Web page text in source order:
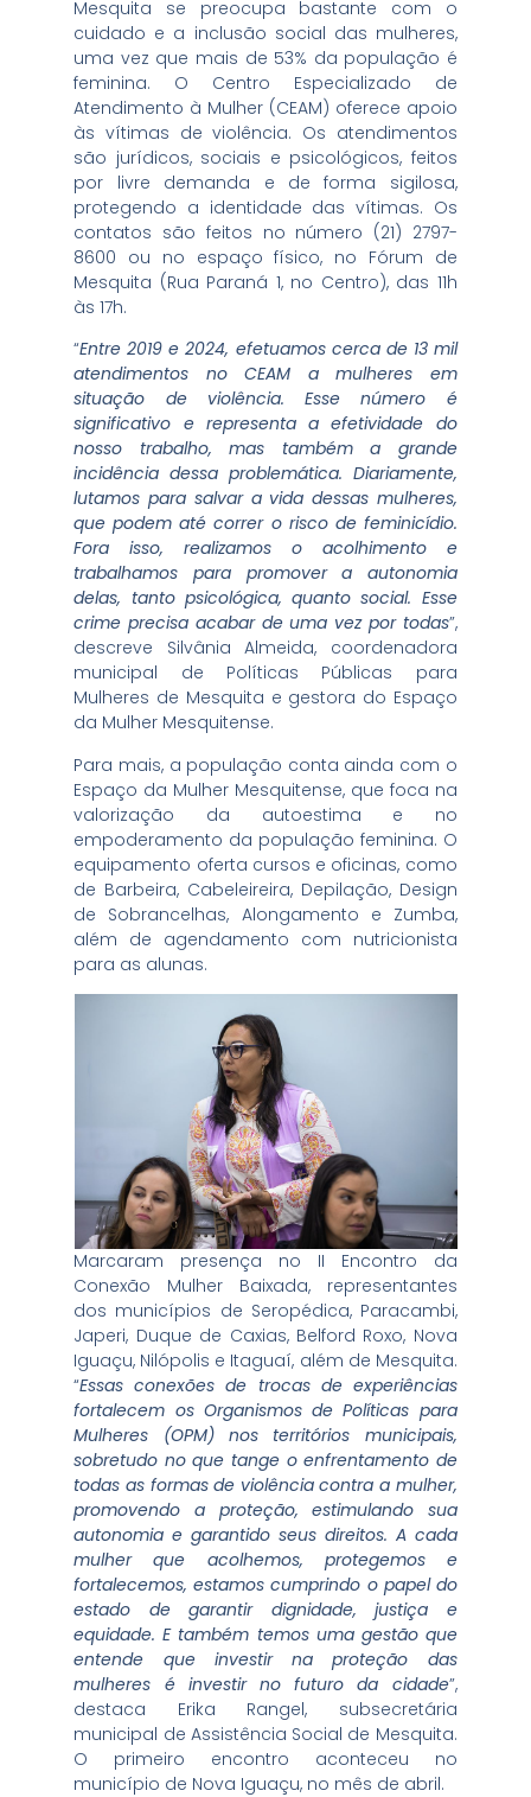
Mesquita se preocupa bastante com o
cuidado e a inclusão social das mulheres,
uma vez que mais de 53% da população é
feminina. O Centro Especializado de
Atendimento à Mulher (CEAM) oferece apoio
às vítimas de violência. Os atendimentos
são jurídicos, sociais e psicológicos, feitos
por livre demanda e de forma sigilosa,
protegendo a identidade das vítimas. Os
contatos são feitos no número (21) 2797-
8600 ou no espaço físico, no Fórum de
Mesquita (Rua Paraná 1, no Centro), das 11h
às 17h.
“Entre 2019 e 2024, efetuamos cerca de 13 mil
atendimentos no CEAM a mulheres em
situação de violência. Esse número é
significativo e representa a efetividade do
nosso trabalho, mas também a grande
incidência dessa problemática. Diariamente,
lutamos para salvar a vida dessas mulheres,
que podem até correr o risco de feminicídio.
Fora isso, realizamos o acolhimento e
trabalhamos para promover a autonomia
delas, tanto psicológica, quanto social. Esse
crime precisa acabar de uma vez por todas”,
descreve Silvânia Almeida, coordenadora
municipal de Políticas Públicas para
Mulheres de Mesquita e gestora do Espaço
da Mulher Mesquitense.
Para mais, a população conta ainda com o
Espaço da Mulher Mesquitense, que foca na
valorização da autoestima e no
empoderamento da população feminina. O
equipamento oferta cursos e oficinas, como
de Barbeira, Cabeleireira, Depilação, Design
de Sobrancelhas, Alongamento e Zumba,
além de agendamento com nutricionista
para as alunas.
Marcaram presença no II Encontro da
Conexão Mulher Baixada, representantes
dos municípios de Seropédica, Paracambi,
Japeri, Duque de Caxias, Belford Roxo, Nova
Iguaçu, Nilópolis e Itaguaí, além de Mesquita.
“Essas conexões de trocas de experiências
fortalecem os Organismos de Políticas para
Mulheres (OPM) nos territórios municipais,
sobretudo no que tange o enfrentamento de
todas as formas de violência contra a mulher,
promovendo a proteção, estimulando sua
autonomia e garantido seus direitos. A cada
mulher que acolhemos, protegemos e
fortalecemos, estamos cumprindo o papel do
estado de garantir dignidade, justiça e
equidade. E também temos uma gestão que
entende que investir na proteção das
mulheres é investir no futuro da cidade”,
destaca Erika Rangel, subsecretária
municipal de Assistência Social de Mesquita.
O primeiro encontro aconteceu no
município de Nova Iguaçu, no mês de abril.